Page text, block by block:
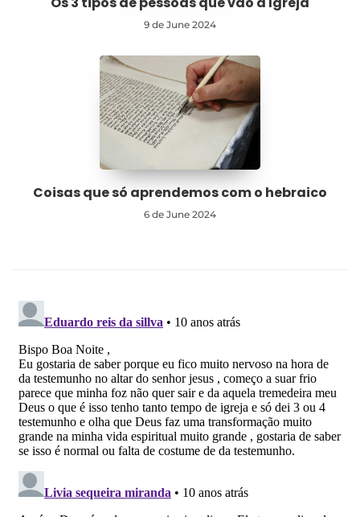
9 de June 2024
Coisas que só aprendemos com o hebraico
6 de June 2024